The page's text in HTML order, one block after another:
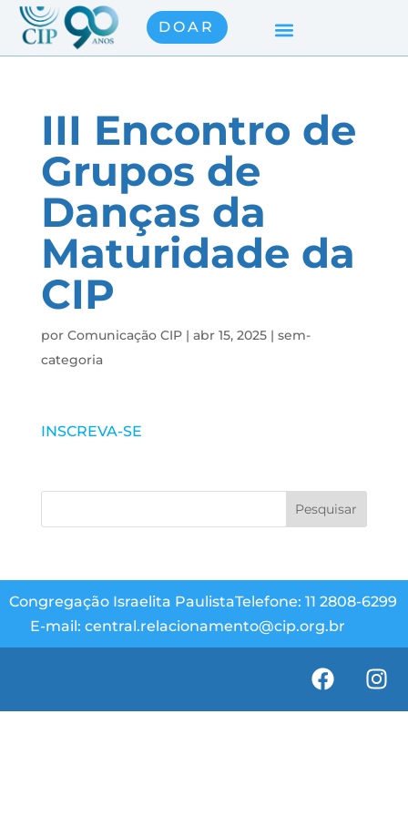
DOAR
III Encontro de
Grupos de
Danças da
Maturidade da
CIP
por Comunicação CIP| abr 15, 2025| sem-
categoria
INSCREVA-SE
Congregação Israelita PaulistaTelefone: 11 2808-6299
E-mail: central.relacionamento@cip.org.br